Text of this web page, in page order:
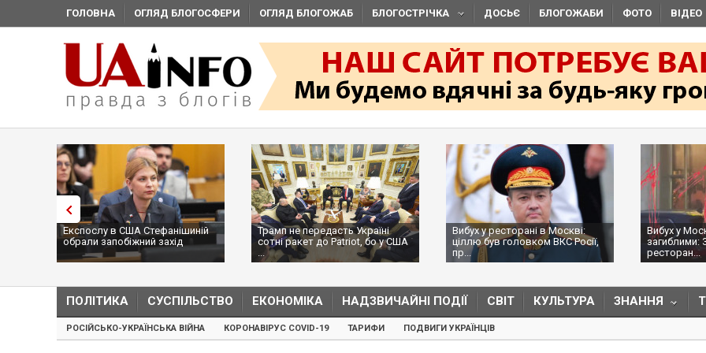
ГОЛОВНА ОГЛЯД БЛОГОСФЕРИ ОГЛЯД БЛОГОЖАБ БЛОГОСТРІЧКА ДОСЬЄ БЛОГОЖАБИ ФОТО ВІДЕО
Експослу в США Стефанішиній
обрали запобіжний захід
Трамп не передасть Україні
сотні ракет до Patriot, бо у США
...
Вибух у ресторані в Москві:
ціллю був головком ВКС Росії,
пр...
Вибух у
загиблими:
ресторан...
ПОЛІТИКА СУСПІЛЬСТВО ЕКОНОМІКА НАДЗВИЧАЙНІ ПОДІЇ СВІТ КУЛЬТУРА ЗНАННЯ
РОСІЙСЬКО-УКРАЇНСЬКА ВІЙНА КОРОНАВІРУС COVID-19 ТАРИФИ ПОДВИГИ УКРАЇНЦІВ